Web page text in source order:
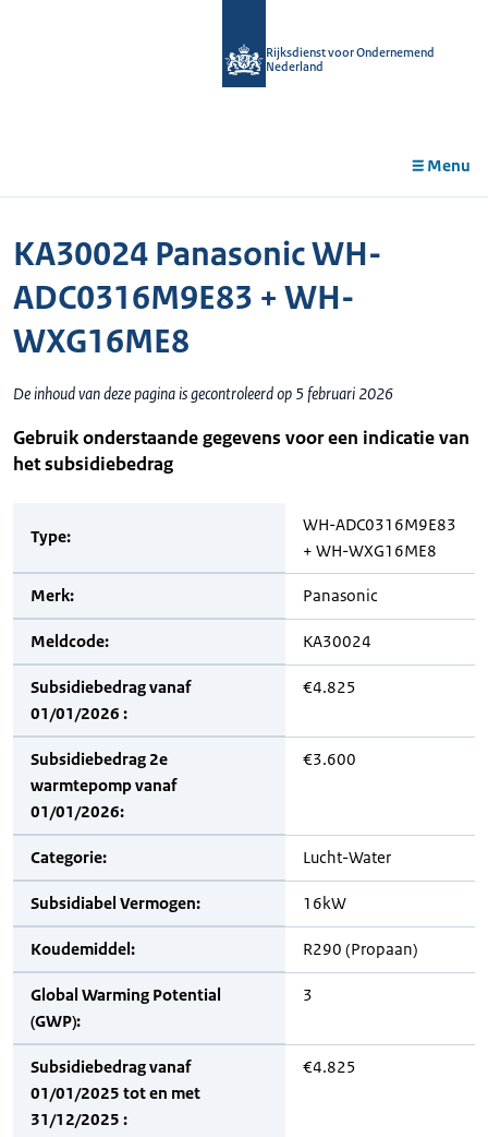
Rijksdienst voor Ondernemend
Nederland
Menu
KA30024 Panasonic WH-
ADC0316M9E83 + WH-
WXG16ME8
De inhoud van deze pagina is gecontroleerd op 5 februari 2026
Gebruik onderstaande gegevens voor een indicatie van
het subsidiebedrag
Type:
WH-ADC0316M9E83
+ WH-WXG16ME8
Merk: Panasonic
Meldcode: KA30024
Subsidiebedrag vanaf
01/01/2026 :
€4.825
Subsidiebedrag 2e
warmtepomp vanaf
01/01/2026:
€3.600
Categorie: Lucht-Water
Subsidiabel Vermogen: 16kW
Koudemiddel: R290 (Propaan)
Global Warming Potential
(GWP):
3
Subsidiebedrag vanaf
01/01/2025 tot en met
31/12/2025 :
€4.825